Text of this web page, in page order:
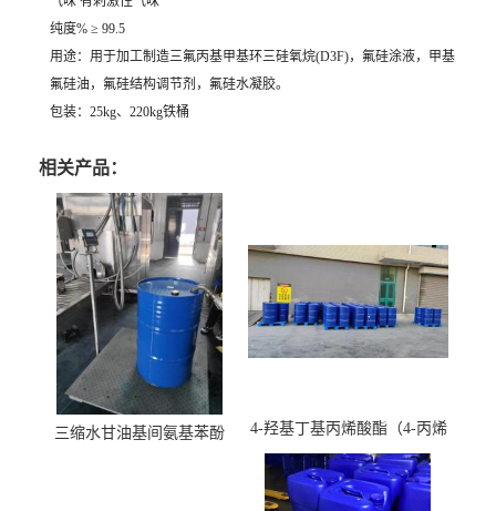
纯度% ≥ 99.5
用途：用于加工制造三氟丙基甲基环三硅氧烷(D3F)，氟硅涂液，甲基
氟硅油，氟硅结构调节剂，氟硅水凝胶。
包装：25kg、220kg铁桶
相关产品：
三缩水甘油基间氨基苯酚
4-羟基丁基丙烯酸酯（4-丙烯
酸羟丁酯）